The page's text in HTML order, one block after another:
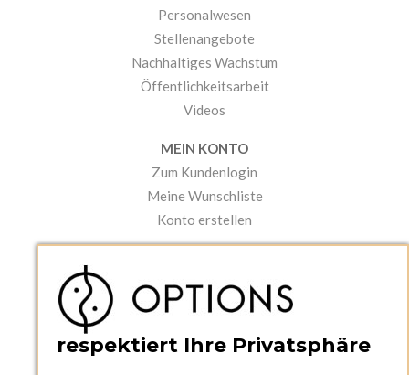
Personalwesen
Stellenangebote
Nachhaltiges Wachstum
Öffentlichkeitsarbeit
Videos
MEIN KONTO
Zum Kundenlogin
Meine Wunschliste
Konto erstellen
Kataloge und Bestellschein
Bedienungsanleitungen
respektiert Ihre Privatsphäre